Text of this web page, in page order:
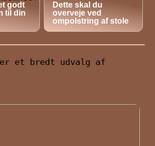
godt
til din
Dette skal du
overveje ved
ompolstring af stole
et bredt udvalg af